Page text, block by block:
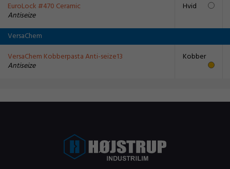
EuroLock #470 Ceramic
Antiseize
Hvid
VersaChem
VersaChem Kobberpasta Anti-seize13
Antiseize
Kobber